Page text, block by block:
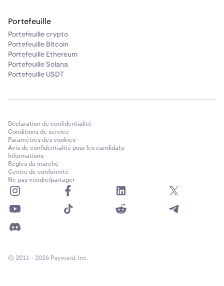
Portefeuille
Portefeuille crypto
Portefeuille Bitcoin
Portefeuille Ethereum
Portefeuille Solana
Portefeuille USDT
Déclaration de confidentialité
Conditions de service
Paramètres des cookies
Avis de confidentialité pour les candidats
Informations
Règles du marché
Centre de conformité
Ne pas vendre/partager
© 2011 - 2026 Payward, Inc.